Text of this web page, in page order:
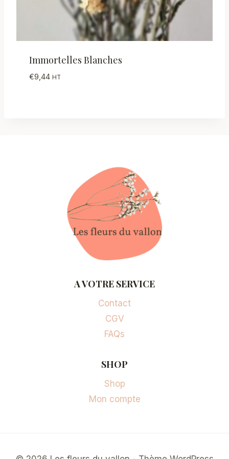
Immortelles Blanches
€9,44 HT
A VOTRE SERVICE
Contact
CGV
FAQs
SHOP
Shop
Mon compte